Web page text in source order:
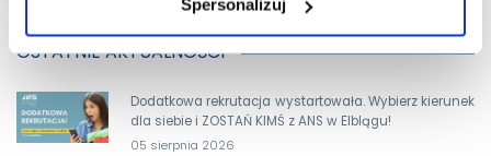
Spersonalizuj
OSTATNIE AKTUALNOŚCI
Dodatkowa rekrutacja wystartowała. Wybierz kierunek
dla siebie i ZOSTAŃ KIMŚ z ANS w Elblągu!
05 sierpnia 2026